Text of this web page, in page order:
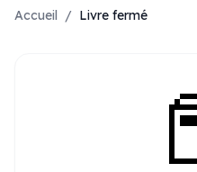
Accueil / Livre fermé